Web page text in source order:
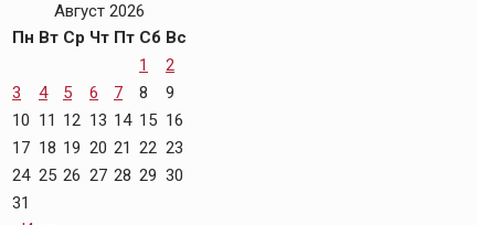
Август 2026
Пн Вт Ср Чт Пт Сб Вс
1
2
3
4 5 6 7 8
9
10 11 12 13 14 15 16
17 18 19 20 21 22 23
24 25 26 27 28 29 30
31